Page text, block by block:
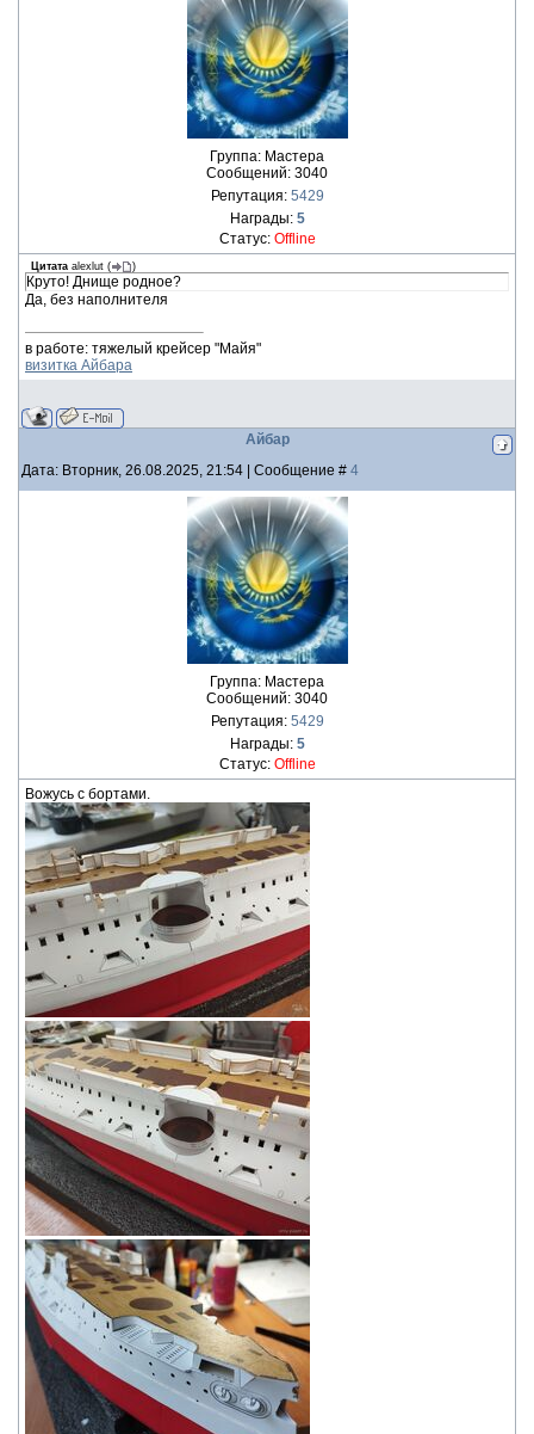
Группа: Мастера
Сообщений: 3040
Репутация: 5429
Награды: 5
Статус: Offline
Цитата alexlut ( )
Круто! Днище родное?
Да, без наполнителя
в работе: тяжелый крейсер "Майя"
визитка Айбара
Айбар
Дата: Вторник, 26.08.2025, 21:54 | Сообщение # 4
Группа: Мастера
Сообщений: 3040
Репутация: 5429
Награды: 5
Статус: Offline
Вожусь с бортами.